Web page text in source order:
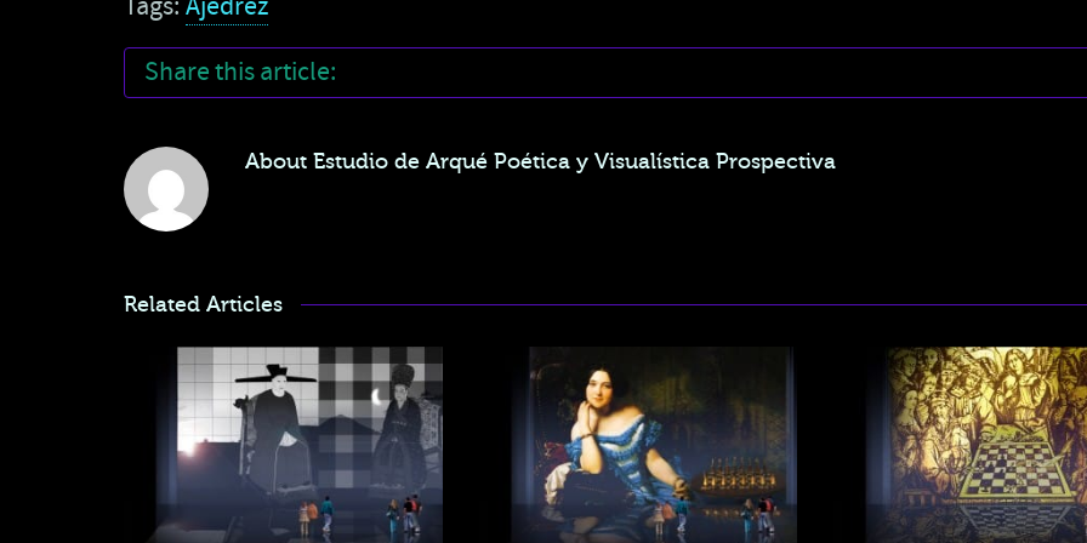
Share this article:
About Estudio de Arqué Poética y Visualística Prospectiva
Related Articles